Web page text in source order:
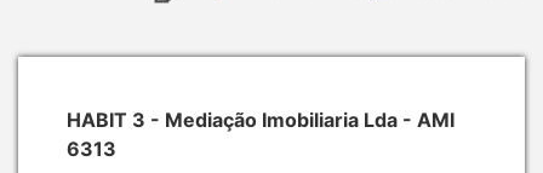
HABIT 3 - Mediação Imobiliaria Lda - AMI
6313